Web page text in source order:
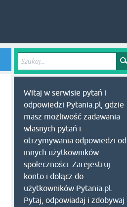
Witaj w serwisie pytań i
odpowiedzi Pytania.pl, gdzie
masz możliwość zadawania
własnych pytań i
otrzymywania odpowiedzi od
innych użytkowników
społeczności. Zarejestruj
konto i dołącz do
użytkowników Pytania.pl.
Pytaj, odpowiadaj i zdobywaj